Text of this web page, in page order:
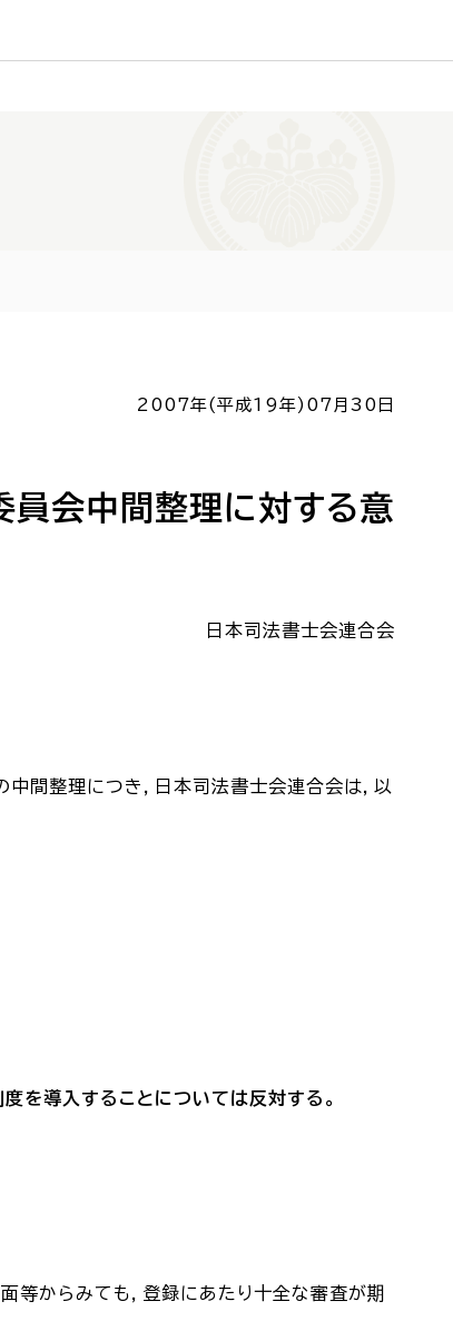
2007年(平成19年) 07月30日
会中間整理に対する意
日本司法書士会連合会
間整理につき，日本司法書士会連合会は，以
を導入することについては反対する。
等からみても，登録にあたり十全な審査が期